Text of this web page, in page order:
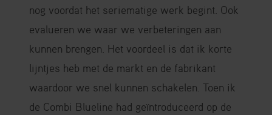
nog voordat het seriematige werk begint. Ook
evalueren we waar we verbeteringen aan
kunnen brengen. Het voordeel is dat ik korte
lijntjes heb met de markt en de fabrikant
waardoor we snel kunnen schakelen. Toen ik
de Combi Blueline had geïntroduceerd op de